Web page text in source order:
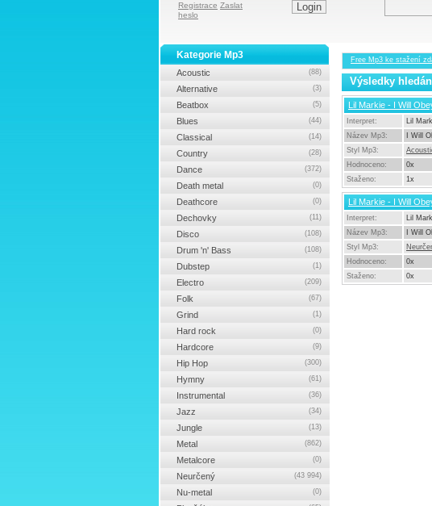
Registrace Zaslat
heslo
Free Mp3 ke stažení
Výsledky
Lil Markie - I Will
Interpret:
Lil
Název Mp3:
I Will
Styl Mp3:
Hodnoceno:
0x
Staženo:
1x
Lil Markie - I Will
Interpret:
Lil
Název Mp3:
I Will
Styl Mp3:
Hodnoceno:
0x
Staženo:
0x
Kategorie Mp3
Acoustic (88)
Alternative (3)
Beatbox (5)
Blues (44)
Classical (14)
Country (28)
Dance (372)
Death metal (0)
Deathcore (0)
Dechovky (11)
Disco (108)
Drum 'n' Bass (108)
Dubstep (1)
Electro (209)
Folk (67)
Grind (1)
Hard rock (0)
Hardcore (9)
Hip Hop (300)
Hymny (61)
Instrumental (36)
Jazz (34)
Jungle (13)
Metal (862)
Metalcore (0)
Neurčený (43 994)
Nu-metal (0)